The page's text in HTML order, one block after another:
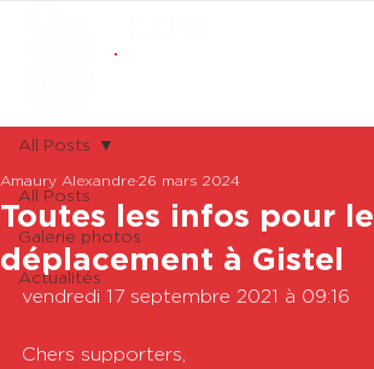
All Posts
Galerie photos
Actualités
All Posts
Toutes les infos pour le
déplacement à Gistel
Amaury Alexandre 26 mars 2024
vendredi 17 septembre 2021 à 09:16
Chers supporters,